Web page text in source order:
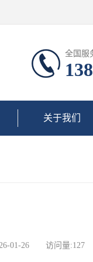
全国服
关于我们
01-26 访问量:127